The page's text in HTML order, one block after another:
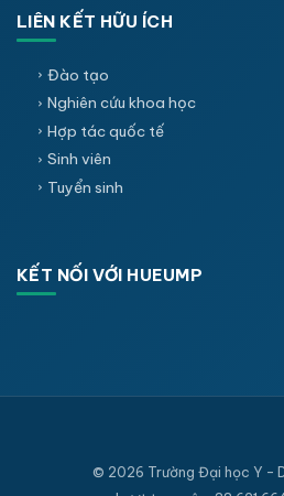
LIÊN KẾT HỮU ÍCH
Đào tạo
Nghiên cứu khoa học
Hợp tác quốc tế
Sinh viên
Tuyển sinh
KẾT NỐI VỚI HUEUMP
© 2026 Trường Đại học Y -